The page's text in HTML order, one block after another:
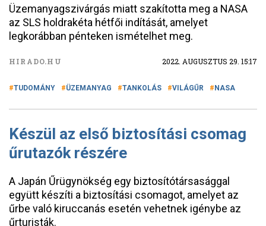
Üzemanyagszivárgás miatt szakította meg a NASA
az SLS holdrakéta hétfői indítását, amelyet
legkorábban pénteken ismételhet meg.
HIRADO.HU 2022. AUGUSZTUS 29. 15:17
TUDOMÁNY ÜZEMANYAG TANKOLÁS VILÁGŰR NASA
Készül az első biztosítási csomag
űrutazók részére
A Japán Űrügynökség egy biztosítótársasággal
együtt készíti a biztosítási csomagot, amelyet az
űrbe való kiruccanás esetén vehetnek igénybe az
űrturisták.